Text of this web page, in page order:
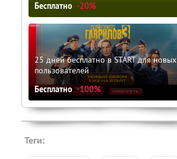
Бесплатно -20%
25 дней бесплатно в START для новых
пользователей
Бесплатно -100%
Теги: